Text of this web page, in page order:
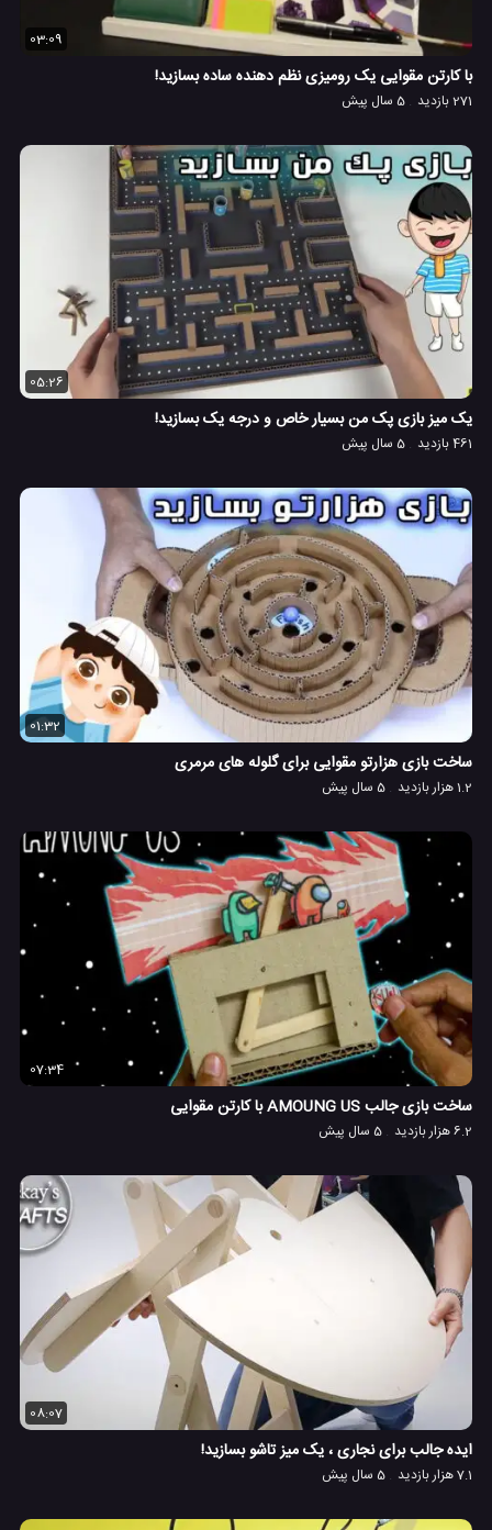
03:09
با کارتن مقوایی یک رومیزی نظم دهنده ساده بسازید!
271 بازدید 5 سال پیش
05:26
یک میز بازی پک من بسیار خاص و درجه یک بسازید!
461 بازدید 5 سال پیش
01:32
ساخت بازی هزارتو مقوایی برای گلوله های مرمری
1.2 هزار بازدید 5 سال پیش
07:34
ساخت بازی جالب AMOUNG US با کارتن مقوایی
6.2 هزار بازدید 5 سال پیش
08:07
ایده جالب برای نجاری ، یک میز تاشو بسازید!
7.1 هزار بازدید 5 سال پیش